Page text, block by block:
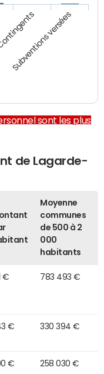
Subventions versées
sont les plus
de Lagarde-
Moyenne
communes
de 500 à 2
000
habitants
€ 783 493 €
€ 330 394 €
€ 258 030 €